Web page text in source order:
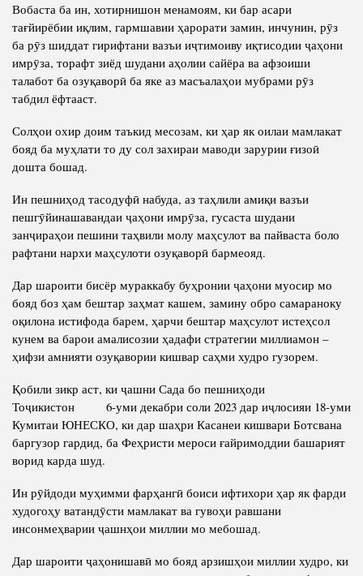
Вобаста ба ин, хотирнишон менамоям, ки бар асари
тағйирёбии иқлим, гармшавии ҳарорати замин, инчунин, рӯз
ба рӯз шиддат гирифтани вазъи иҷтимоиву иқтисодии ҷаҳони
имрӯза, торафт зиёд шудани аҳолии сайёра ва афзоиши
талабот ба озуқаворӣ ба яке аз масъалаҳои мубрами рӯз
табдил ёфтааст.
Солҳои охир доим таъкид месозам, ки ҳар як оилаи мамлакат
бояд ба муҳлати то ду сол захираи маводи зарурии ғизоӣ
дошта бошад.
Ин пешниҳод тасодуфӣ набуда, аз таҳлили амиқи вазъи
пешгӯйинашавандаи ҷаҳони имрӯза, гусаста шудани
занҷираҳои пешини таҳвили молу маҳсулот ва пайваста боло
рафтани нархи маҳсулоти озуқаворӣ бармеояд.
Дар шароити бисёр мураккабу буҳронии ҷаҳони муосир мо
бояд боз ҳам бештар заҳмат кашем, замину обро самараноку
оқилона истифода барем, ҳарчи бештар маҳсулот истеҳсол
кунем ва барои амалисозии ҳадафи стратегии миллиамон –
ҳифзи амнияти озуқавории кишвар саҳми худро гузорем.
Қобили зикр аст, ки ҷашни Сада бо пешниҳоди
Тоҷикистон 6-уми декабри соли 2023 дар иҷлосияи 18-уми
Кумитаи ЮНЕСКО, ки дар шаҳри Касанеи кишвари Ботсвана
баргузор гардид, ба Феҳристи мероси ғайримоддии башарият
ворид карда шуд.
Ин рӯйдоди муҳимми фарҳангӣ боиси ифтихори ҳар як фарди
худогоҳу ватандӯсти мамлакат ва гувоҳи равшани
инсонмеҳварии ҷашнҳои миллии мо мебошад.
Дар шароити ҷаҳонишавӣ мо бояд арзишҳои миллии худро, ки